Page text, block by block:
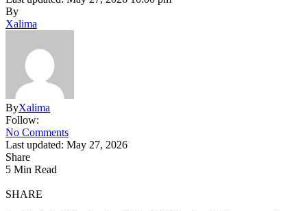
By
Xalima
ByXalima
Follow:
No Comments
Last updated: May 27, 2026
Share
5 Min Read
SHARE